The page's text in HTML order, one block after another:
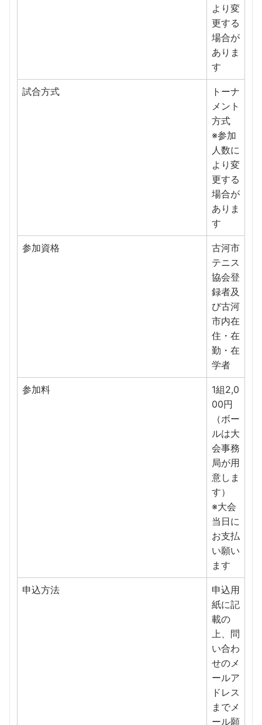
より変
更する
場合が
ありま
す
試合方式
トーナ
メント
方式
※参加
人数に
より変
更する
場合が
ありま
す
参加資格
古河市
テニス
協会登
録者及
び古河
市内在
住・在
勤・在
学者
参加料
1組2,0
00円
（ボー
ルは大
会事務
局が用
意しま
す）
※大会
当日に
お支払
い願い
ます
申込方法
申込用
紙に記
載の
上、問
い合わ
せのメ
ールア
ドレス
までメ
ール願